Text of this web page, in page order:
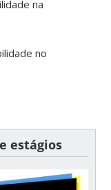
na
no
estágios